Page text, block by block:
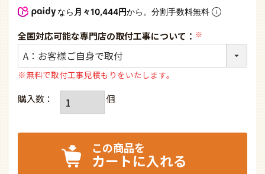
なら 月々10,444円から。分割手数料無料
全国対応可能な専門店の取付工事について：
(必
※無料で取付工事見積もりをいたします。
カートに入れる